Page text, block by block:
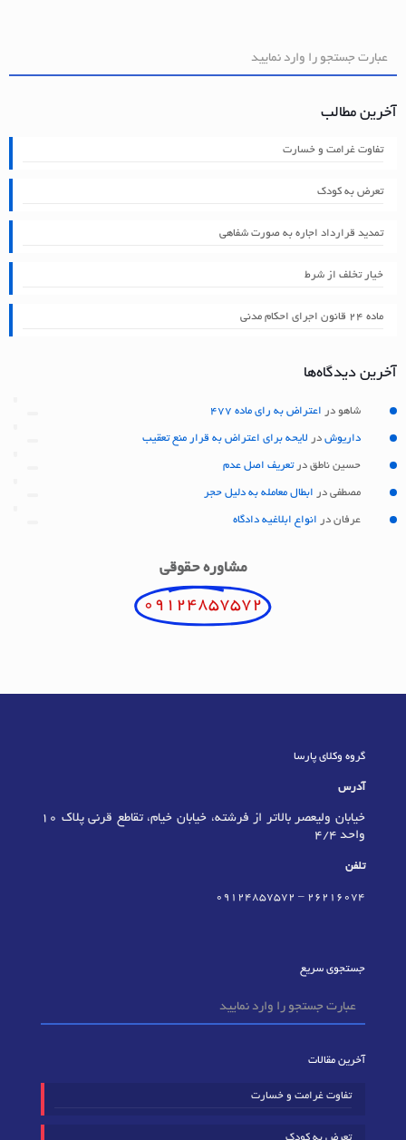
آخرین مطالب
تفاوت غرامت و خسارت
تعرض به کودک
تمدید قرارداد اجاره به صورت شفاهی
خیار تخلف از شرط
ماده ۲۴ قانون اجرای احکام مدنی
آخرین دیدگاه‌ها
شاهو در اعتراض به رای ماده 477
داریوش در لایحه برای اعتراض به قرار منع تعقیب
حسین ناطق درتعریف اصل عدم
مصطفی در ابطال معامله به دلیل حجر
عرفان در انواع ابلاغیه دادگاه
مشاوره حقوقی
09124857572
گروه وکلای پارسا
آدرس
خیابان ولیعصر بالاتر از فرشته، خیابان خیام، تقاطع قرنی پلاک 10
واحد 4/4
تلفن
٢٦٢١٦٠٧٤ –
09124857572
جستجوی سریع
آخرین مقالات
تفاوت غرامت و خسارت